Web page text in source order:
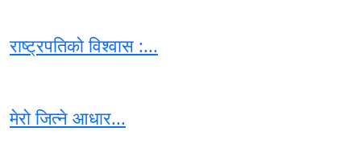
राष्ट्रपतिको विश्वास :...
मेरो जित्ने आधार...